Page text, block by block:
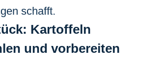
schafft.
Kartoffeln
und vorbereiten